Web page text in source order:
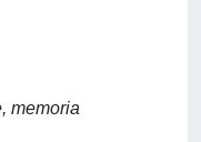
memoria